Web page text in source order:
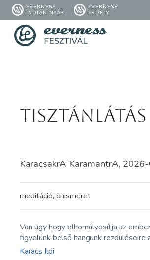
EVERNESS
INDIÁN NYÁR
EVERNESS
ERDÉLY
KaracsakrA KaramantrA,
meditáció, önismeret
Van úgy hogy elhomályosítja az
figyelünk belső hangunk
Karacs Ildi